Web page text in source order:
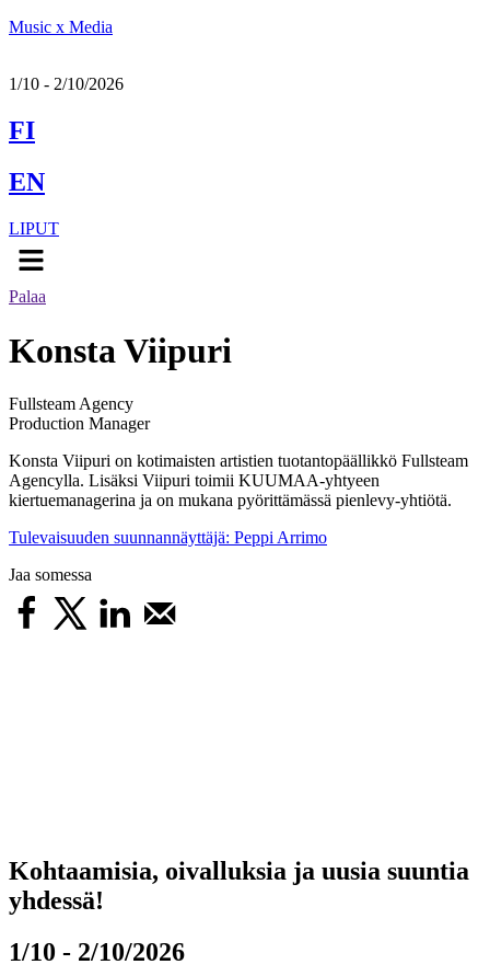
Music x Media
1/10 - 2/10/2026
FI
EN
LIPUT
Menu
Palaa
Konsta Viipuri
Fullsteam Agency
Production Manager
Konsta Viipuri on kotimaisten artistien tuotantopäällikkö Fullsteam
Agencylla. Lisäksi Viipuri toimii KUUMAA-yhtyeen
kiertuemanagerina ja on mukana pyörittämässä pienlevy-yhtiötä.
Tulevaisuuden suunnannäyttäjä: Peppi Arrimo
Jaa somessa
Kohtaamisia, oivalluksia ja uusia suuntia
yhdessä!
1/10 - 2/10/2026